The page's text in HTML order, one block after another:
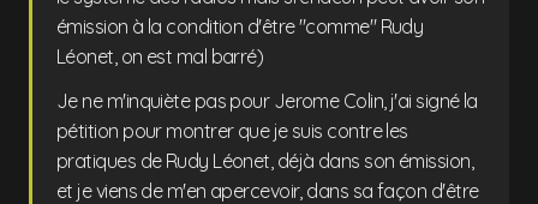
émission à la condition d'être "comme" Rudy
Léonet, on est mal barré)
Je ne m'inquiète pas pour Jerome Colin, j'ai signé la
pétition pour montrer que je suis contre les
pratiques de Rudy Léonet, déjà dans son émission,
et je viens de m'en apercevoir, dans sa façon d'être